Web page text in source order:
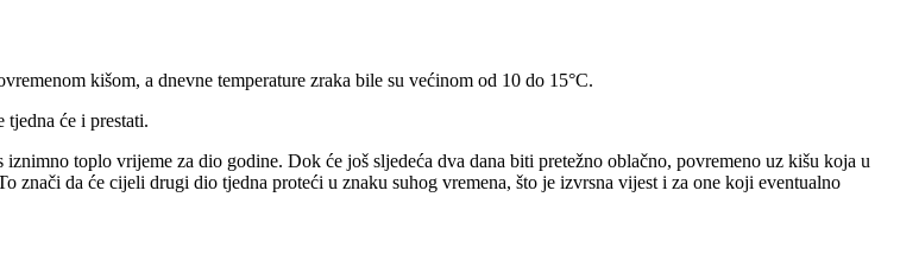
kišom, a dnevne temperature zraka bile su većinom od 10 do 15°C.
tjedna će i prestati.
toplo vrijeme za dio godine. Dok će još sljedeća dva dana biti pretežno oblačno, povremeno uz kišu koja u
znači da će cijeli drugi dio tjedna proteći u znaku suhog vremena, što je izvrsna vijest i za one koji eventualno